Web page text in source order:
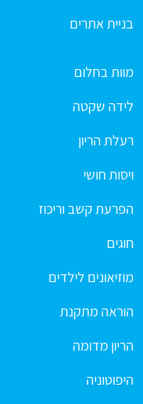
בניית אתרים
מוות בחלום
לידה שקטה
רעלת הריון
ויסות חושי
הפרעת קשב וריכוז
חוגים
מוזיאונים לילדים
הוראה מתקנת
הריון מדומה
היפוטוניה